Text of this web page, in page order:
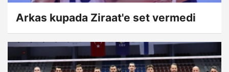
Arkas kupada Ziraat'e set vermedi